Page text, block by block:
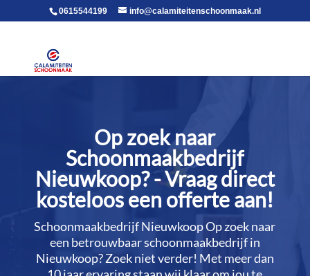
voor in de body0615544199 info@calamiteitenschoonmaak.nl
Op zoek naar
Schoonmaakbedrijf
Nieuwkoop? - Vraag direct
kosteloos een offerte aan!
Schoonmaakbedrijf Nieuwkoop Op zoek naar
een betrouwbaar schoonmaakbedrijf in
Nieuwkoop? Zoek niet verder! Met meer dan